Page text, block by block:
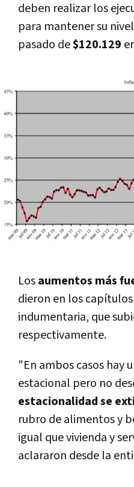
deben realizar los
para mantener su
pasado de$120.129
Losaumentos más
dieron en los
indumentaria, que
respectivamente.
"En ambos casos hay
estacional pero no
estacionalidad se
rubro de alimentos y
igual que vivienda y
aclararon desde la